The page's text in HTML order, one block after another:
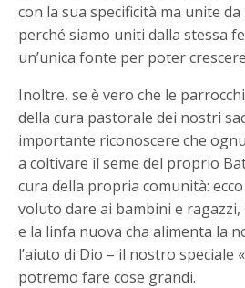
con la sua specificità ma unite
perché siamo uniti dalla stessa
un’unica fonte per poter
Inoltre, se è vero che le
della cura pastorale dei nostri
importante riconoscere che
a coltivare il seme del proprio
cura della propria comunità:
voluto dare ai bambini e
e la linfa nuova cha alimenta la
l’aiuto di Dio – il nostro speciale
potremo fare cose grandi.